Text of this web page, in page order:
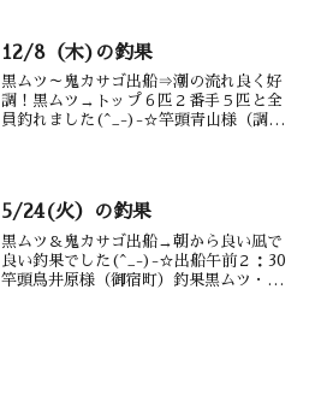
12/8（木)の釣果
黒ムツ～鬼カサゴ出船⇒潮の流れ良く好
調！黒ムツ→トップ６匹２番手５匹と全
員釣れました(^_-)-☆竿頭青山様（調布
5/24(火）の釣果
黒ムツ＆鬼カサゴ出船→朝から良い凪で
良い釣果でした(^_-)-☆出船午前２：30
竿頭鳥井原様（御宿町）釣果黒ムツ・オ